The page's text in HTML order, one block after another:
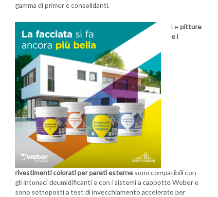
gamma di primer e consolidanti.
Lepitture
e i
rivestimenti colorati per pareti esterne sono compatibili con
gli intonaci deumidificanti e con i sistemi a cappotto Weber e
sono sottoposti a test di invecchiamento accelerato per